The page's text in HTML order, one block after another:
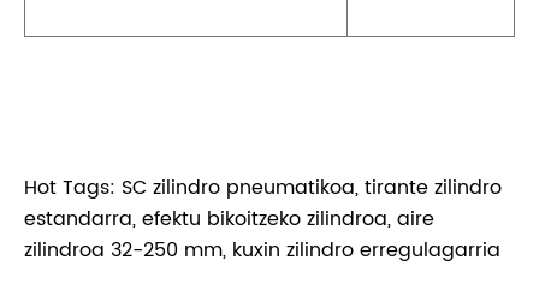
Hot Tags: SC zilindro pneumatikoa, tirante zilindro
estandarra, efektu bikoitzeko zilindroa, aire
zilindroa 32-250 mm, kuxin zilindro erregulagarria